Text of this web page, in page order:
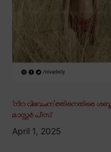
‘നിറ വിവേചന’ത്തിനെതിരെ
മാസ്റ്റർ പീസ്
April 1, 2025